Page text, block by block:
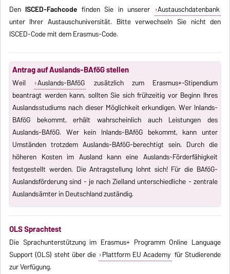
Den ISCED-Fachcode finden Sie in unserer
Austauschdatenbank
unter Ihrer Austauschuniversität. Bitte verwechseln Sie nicht den
ISCED-Code mit dem Erasmus-Code.
Antrag auf Auslands-BAföG stellen
Weil Auslands-BAföG zusätzlich zum Erasmus+-Stipendium
beantragt werden kann, sollten Sie sich frühzeitig vor Beginn Ihres
Auslandsstudiums nach dieser Möglichkeit erkundigen. Wer Inlands-
BAföG bekommt, erhält wahrscheinlich auch Leistungen des
Auslands-BAföG. Wer kein Inlands-BAföG bekommt, kann unter
Umständen trotzdem Auslands-BAföG-berechtigt sein. Durch die
höheren Kosten im Ausland kann eine Auslands-Förderfähigkeit
festgestellt werden. Die Antragstellung lohnt sich! Für die BAföG-
Auslandsförderung sind - je nach Zielland unterschiedliche - zentrale
Auslandsämter in Deutschland zuständig.
OLS Sprachtest
Die Sprachunterstützung im Erasmus+ Programm Online Language
Support (OLS) steht über die Plattform EU Academy für Studierende
zur Verfügung.